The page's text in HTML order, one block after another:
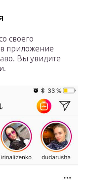
своего
в приложение
Вы увидите